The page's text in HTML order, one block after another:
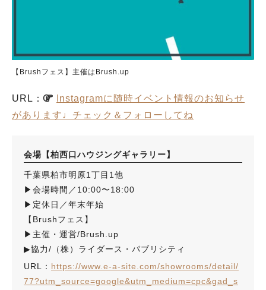
【Brushフェス】主催はBrush.up
URL：
Instagramに随時イベント情報のお知らせ
があります♩チェック＆フォローしてね
会場【柏西口ハウジングギャラリー】
千葉県柏市明原1丁目1他
▶︎会場時間／10:00〜18:00
▶︎定休日／年末年始
【Brushフェス】
▶︎主催・運営/Brush.up
▶︎協力/（株）ライダース・パブリシティ
URL： https://www.e-a-site.com/showrooms/detail/
77?utm_source=google&utm_medium=cpc&gad_s